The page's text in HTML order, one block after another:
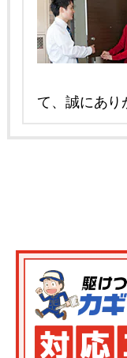
て、誠にあり